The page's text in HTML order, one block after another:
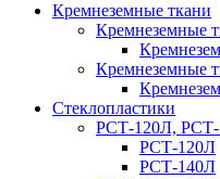
Кремнеземные ткани
Кремнеземные
Кремнеземные
Стеклопластики
РСТ-120Л,
РСТ-120Л
РСТ-140Л